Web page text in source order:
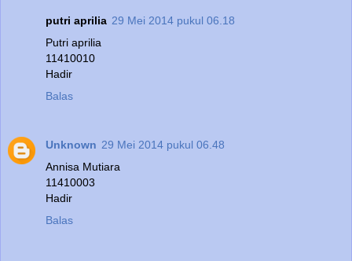
putri aprilia 29 Mei 2014 pukul 06.18
Putri aprilia
11410010
Hadir
Balas
Unknown 29 Mei 2014 pukul 06.48
Annisa Mutiara
11410003
Hadir
Balas